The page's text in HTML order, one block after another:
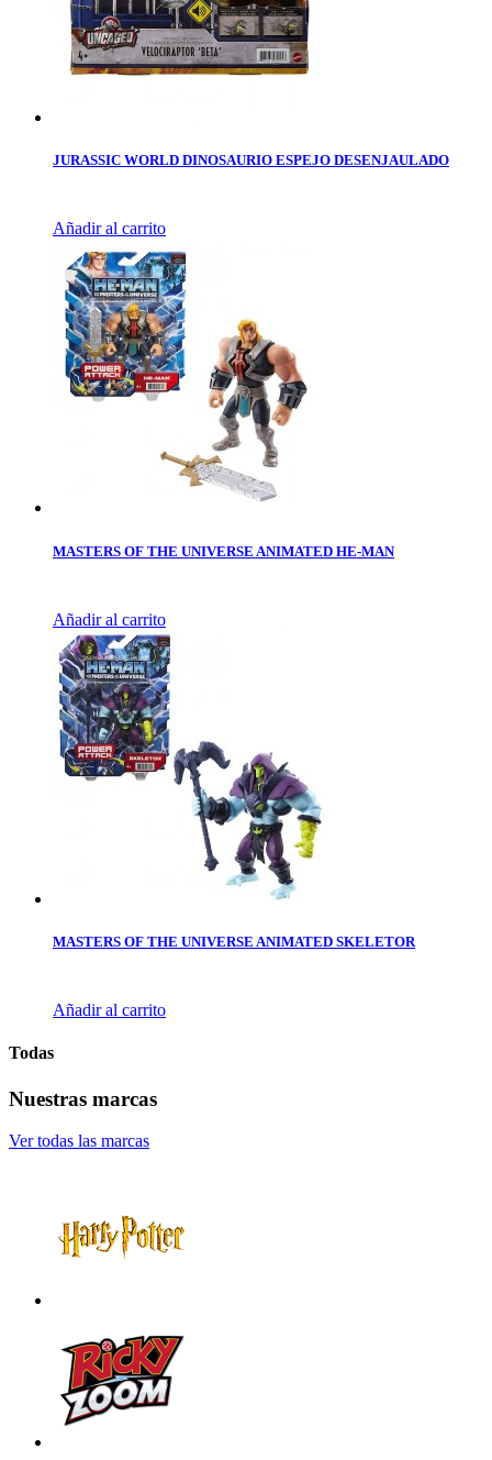
JURASSIC WORLD DINOSAURIO ESPEJO DESENJAULADO
Añadir al carrito
MASTERS OF THE UNIVERSE ANIMATED HE-MAN
Añadir al carrito
MASTERS OF THE UNIVERSE ANIMATED SKELETOR
Añadir al carrito
Todas
Nuestras marcas
Ver todas las marcas